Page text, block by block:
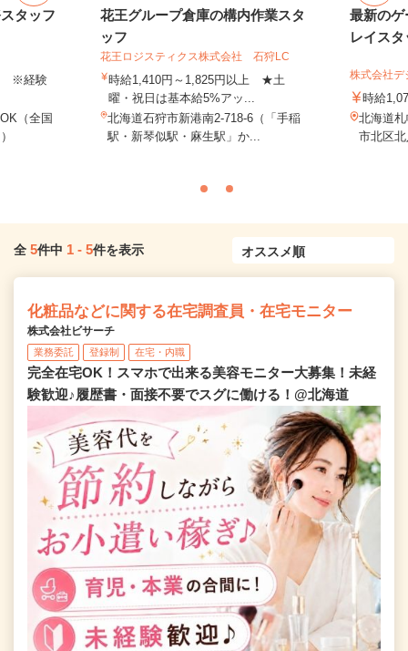
タッフ
※経験
（全国
花王グループ倉庫の構内作業スタ
ッフ
花王ロジスティクス株式会社 石狩LC
時給1,410円～1,825円以上 ★土
曜・祝日は基本給5%アッ...
北海道石狩市新港南2-718-6（「手稲
駅・新琴似駅・麻生駅」か...
最新のゲ
レイスタ
株式会社
時給
北海道
市北区
全 5件中 1 - 5件を表示
化粧品などに関する在宅調査員・在宅モニター
株式会社ビサーチ
業務委託 登録制 在宅・内職
完全在宅OK！スマホで出来る美容モニター大募集！未経
験歓迎♪履歴書・面接不要でスグに働ける！@北海道